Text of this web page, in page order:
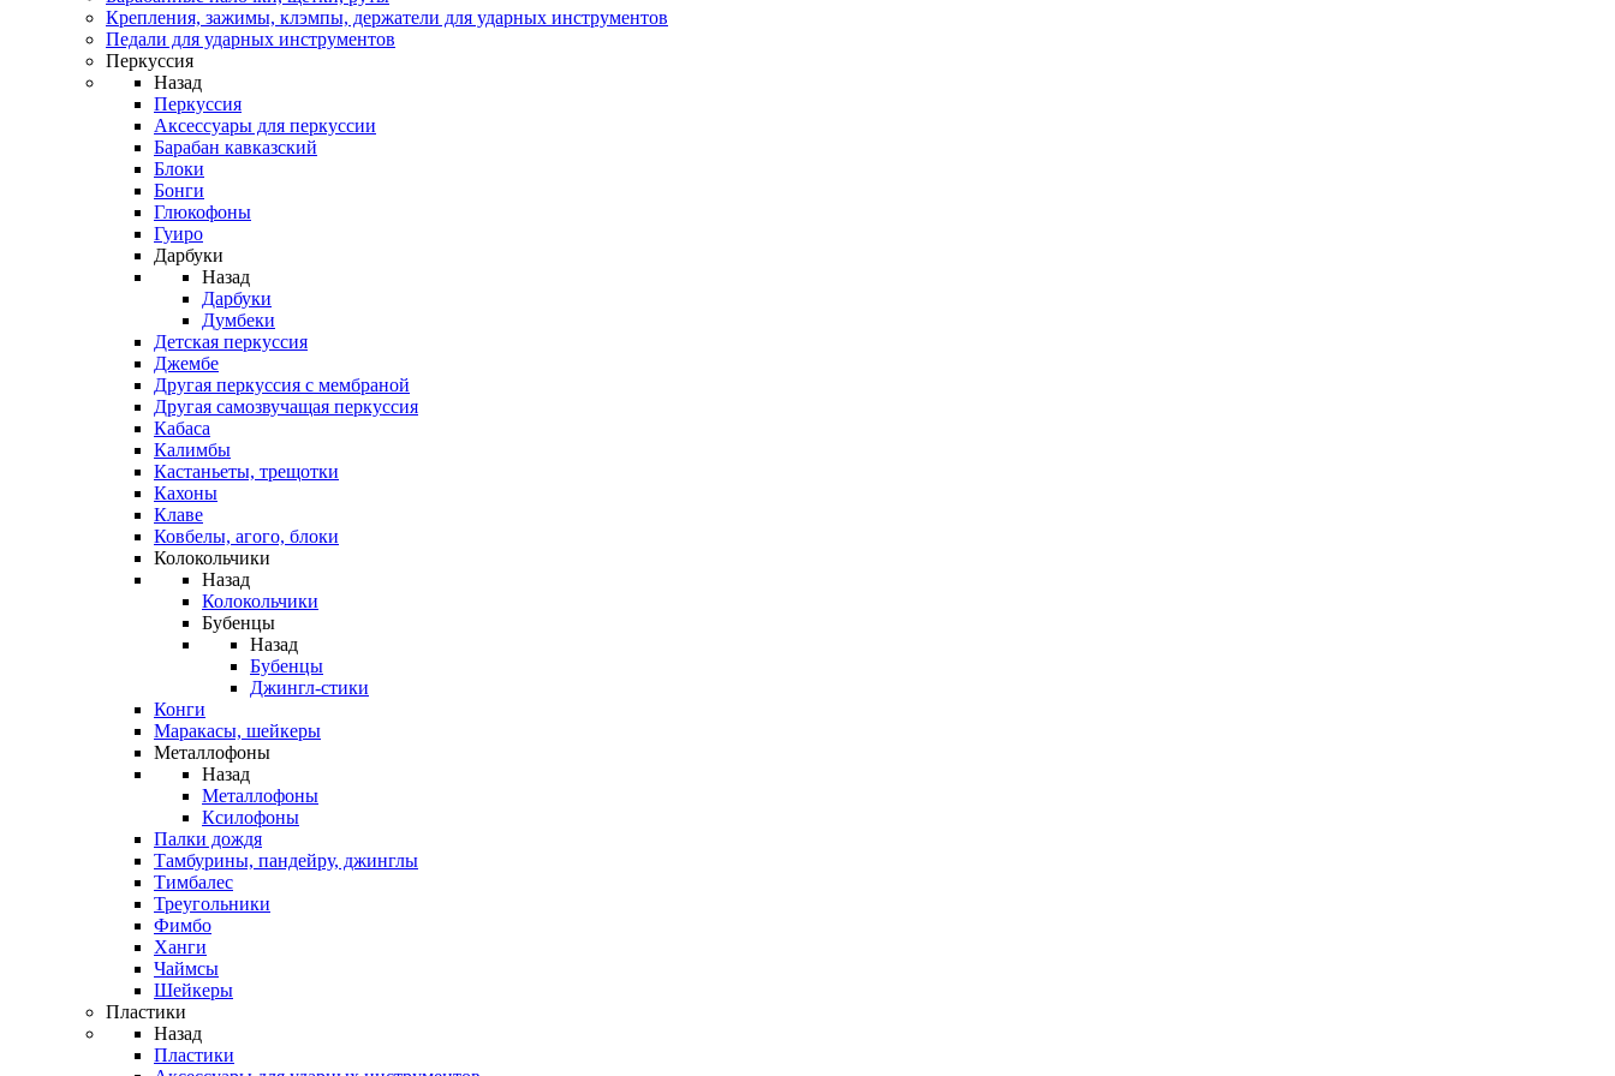
Крепления, зажимы, клэмпы, держатели для ударных инструментов
Педали для ударных инструментов
Перкуссия
Назад
Перкуссия
Аксессуары для перкуссии
Барабан кавказский
Блоки
Бонги
Глюкофоны
Гуиро
Дарбуки
Назад
Дарбуки
Думбеки
Детская перкуссия
Джембе
Другая перкуссия с мембраной
Другая самозвучащая перкуссия
Кабаса
Калимбы
Кастаньеты, трещотки
Кахоны
Клаве
Ковбелы, агого, блоки
Колокольчики
Назад
Колокольчики
Бубенцы
Назад
Бубенцы
Джингл-стики
Конги
Маракасы, шейкеры
Металлофоны
Назад
Металлофоны
Ксилофоны
Палки дождя
Тамбурины, пандейру, джинглы
Тимбалес
Треугольники
Фимбо
Ханги
Чаймсы
Шейкеры
Пластики
Назад
Пластики